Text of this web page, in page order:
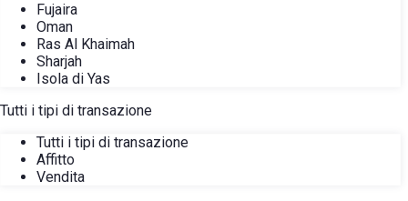
Fujaira
Oman
Ras Al Khaimah
Sharjah
Isola di Yas
Tutti i tipi di transazione
Tutti i tipi di transazione
Affitto
Vendita